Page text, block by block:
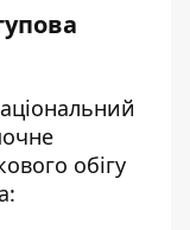
обігу